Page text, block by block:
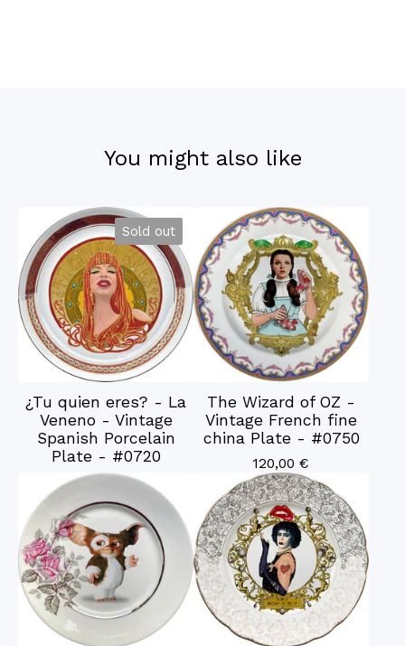
You might also like
Sold out
¿Tu quien eres? - La
Veneno - Vintage
Spanish Porcelain
Plate - #0720
The Wizard of OZ -
Vintage French fine
china Plate - #0750
120,00 €